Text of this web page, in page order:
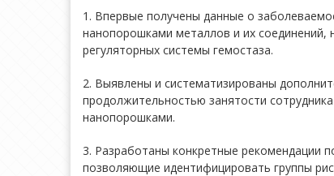
1. Впервые получены данные о
нанопорошками металлов и их соединений,
регуляторных системы гемостаза.
2. Выявлены и систематизированы
продолжительностью занятости
нанопорошками.
3. Разработаны конкретные рекомендации
позволяющие идентифицировать группы